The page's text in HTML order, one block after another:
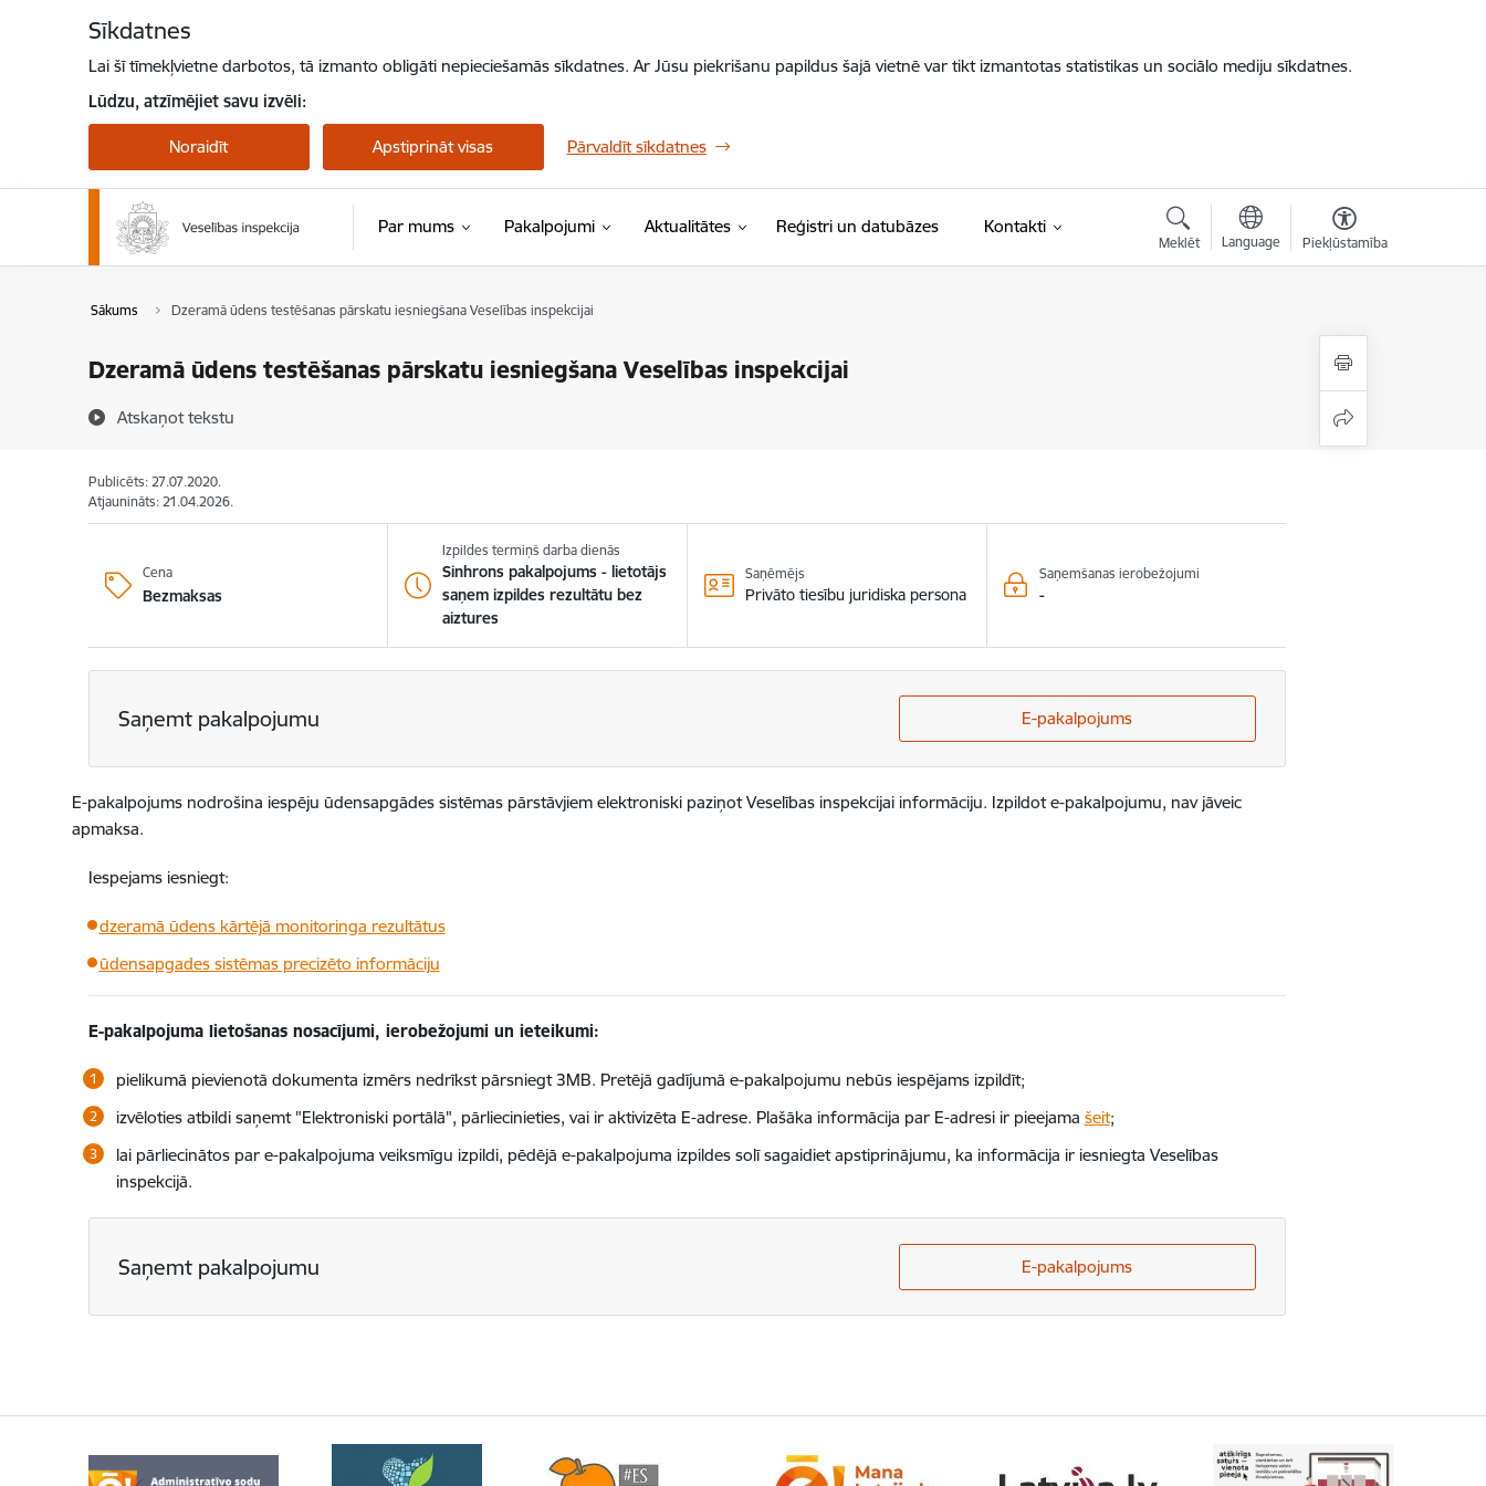
Sīkdatnes
Lai šī tīmekļvietne darbotos, tā izmanto obligāti nepieciešamās sīkdatnes. Ar Jūsu piekrišanu papildus šajā vietnē var tikt izmantotas statistikas un sociālo mediju sīkdatnes.
Lūdzu, atzīmējiet savu izvēli:
Noraidīt Apstiprināt visas Pārvaldīt sīkdatnes
Par mums Pakalpojumi Aktualitātes Reģistri un datubāzes Kontakti
Meklēt Language Piekļūstamība
Sākums Dzeramā ūdens testēšanas pārskatu iesniegšana Veselības inspekcijai
Dzeramā ūdens testēšanas pārskatu iesniegšana Veselības inspekcijai
Atskaņot tekstu
Publicēts: 27.07.2020.
Atjaunināts: 21.04.2026.
Cena
Bezmaksas
Izpildes termiņš darba dienās
Sinhrons pakalpojums - lietotājs
saņem izpildes rezultātu bez
aiztures
Saņēmējs
Privāto tiesību juridiska persona
Saņemšanas ierobežojumi
-
Saņemt pakalpojumu E-pakalpojums
E-pakalpojums nodrošina iespēju ūdensapgādes sistēmas pārstāvjiem elektroniski paziņot Veselības inspekcijai informāciju. Izpildot e-pakalpojumu, nav jāveic
apmaksa.
Iespejams iesniegt:
dzeramā ūdens kārtējā monitoringa rezultātus
ūdensapgades sistēmas precizēto informāciju
E-pakalpojuma lietošanas nosacījumi, ierobežojumi un ieteikumi:
pielikumā pievienotā dokumenta izmērs nedrīkst pārsniegt 3MB. Pretējā gadījumā e-pakalpojumu nebūs iespējams izpildīt;
izvēloties atbildi saņemt "Elektroniski portālā", pārliecinieties, vai ir aktivizēta E-adrese. Plašāka informācija par E-adresi ir pieejama šeit;
lai pārliecinātos par e-pakalpojuma veiksmīgu izpildi, pēdējā e-pakalpojuma izpildes solī sagaidiet apstiprinājumu, ka informācija ir iesniegta Veselības
inspekcijā.
Saņemt pakalpojumu E-pakalpojums